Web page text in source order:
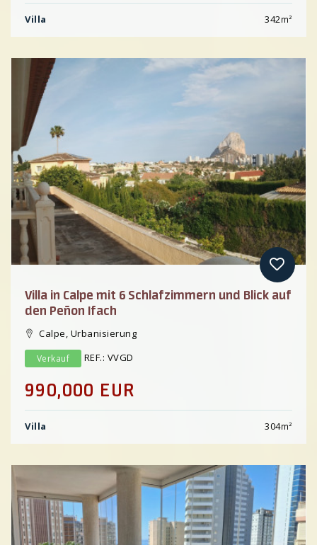
Villa 342m²
Villa in Calpe mit 6 Schlafzimmern und Blick auf
den Peñon Ifach
Calpe, Urbanisierung
Verkauf REF.: VVGD
990,000 EUR
Villa 304m²